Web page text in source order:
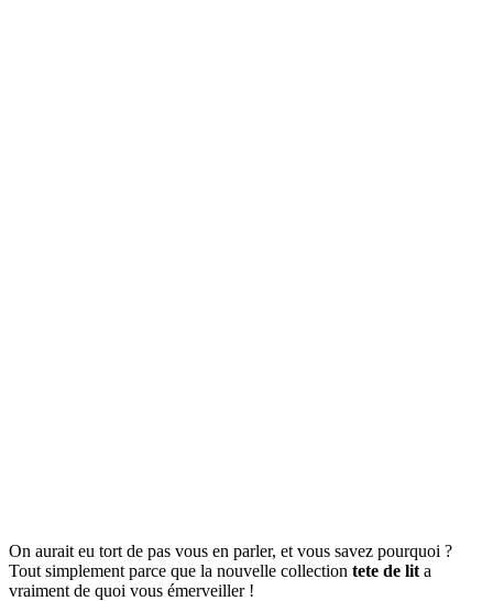
On aurait eu tort de pas vous en parler, et vous savez pourquoi ?
Tout simplement parce que la nouvelle collection tete de lit a
vraiment de quoi vous émerveiller !